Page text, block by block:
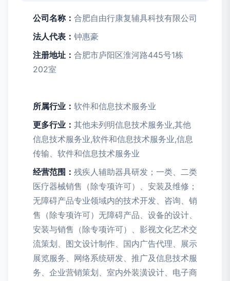
公司名称： 合肥自由行康复辅具科技有限公司
法人代表： 钟惠豪
注册地址： 合肥市庐阳区淮河路445号1栋
202室
所属行业： 软件和信息技术服务业
更多行业： 其他未列明信息技术服务业,其他
信息技术服务业,软件和信息技术服务业,信息
传输、软件和信息技术服务业
经营范围： 残疾人辅助器具研发；一类、二类
医疗器械销售（除专项许可）、安装及维修；
无障碍产品专业领域内的技术开发、咨询、销
售（除专项许可）无障碍产品、设备的设计、
安装与销售（除专项许可）、影视文化艺术交
流策划、图文设计制作、国内广告代理、展示
展览服务、网络系统研发、推广及信息技术服
务、企业营销策划、室内外装潢设计、电子商